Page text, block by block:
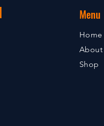
Menu
Home
About
Shop